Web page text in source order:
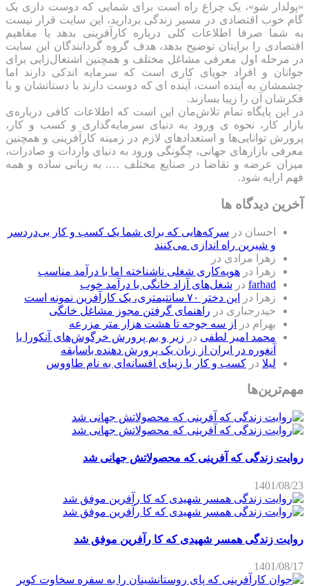
«پولدار شو»، یک چراغ راه است برای شمایی که دوست داری یک
گام خوب اقتصادی در مسیر زندگی بردارید، این سایت قرار نیست
به شما صرفا اطلاعات کلی درباره کارآفرینی بدهد یا مفاهیم
اقتصادی را برایتان توضیح بدهد، هدف گروه گردانندگان این سایت
در مرحله اول معرفی مشاغل مختلف و همچنین اشتغال‌زایی برای
جوانان و افراد جویای کاری است که سرمایه اندکی دارند اما
چشمشان به آینده است، آینده ای که دوست دارند با دستانشان و با
فکرشان آن را زیبا بسازند.
در این پایگاه تمام تلاش‌مان این است که ‌اطلاعات کافی درباره‌ی
بازار کار، نحوه ی ورود به دنیای سرمایه‌گذاری و کسب و کار،
پرورش توانایی‌ها و استعدادهای لازم در زمینه کارآفرینی و همچنین
معرفی بازارهای جهانی، چگونگی ورود به دنیای واردات و صادرات،
میزان عرضه و تقاضا در صنایع مختلف …. به زبانی ساده و همه
فهم ارایه شود.
آخرین دیدگاه ها
احسان در سرکه‌هایی که برای شما یک کسب و کار بی‌دردسر
و شیرین راه اندازی می‌کنند
زهرا مرادی در
زهرا
در هویه‌کاری شغلی ناشناخته اما با درآمد مناسب
farhad در شغل‌های آزاد خانگی با درآمد خوب
زهرا
در
این دختر ۷۰ سانتیمتری، یک کارآفرین نمونه است
حیدرجباری در راهنمای گرفتن مجوز مشاغل خانگی
بهرام در
از سه جوجه تا هشت هزار متر مزرعه
محمد امیر لطفی در زیر و بم پرورش خرگوش‌های آنکورا یا
آنغوره در ایران از زبان یک پرورش دهنده باسابقه
لیلا در کسب و کار با زیبای افسانه‌ای به نام طاووس
مهم‌ترین‌ها
روایت زندگی که آفرینی که محصولاتش جهانی شد
1401/08/23
روایت زندگی همسر شهیدی که کا رآفرین موفق شد
1401/08/17